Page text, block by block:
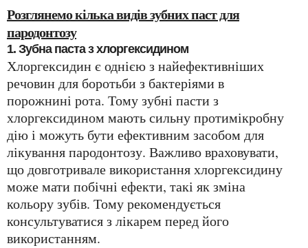
Розглянемо кілька видів зубних паст для
пародонтозу
1. Зубна паста з хлоргексидином
Хлоргексидин є однією з найефективніших
речовин для боротьби з бактеріями в
порожнині рота. Тому зубні пасти з
хлоргексидином мають сильну протимікробну
дію і можуть бути ефективним засобом для
лікування пародонтозу. Важливо враховувати,
що довготривале використання хлоргексидину
може мати побічні ефекти, такі як зміна
кольору зубів. Тому рекомендується
консультуватися з лікарем перед його
використанням.